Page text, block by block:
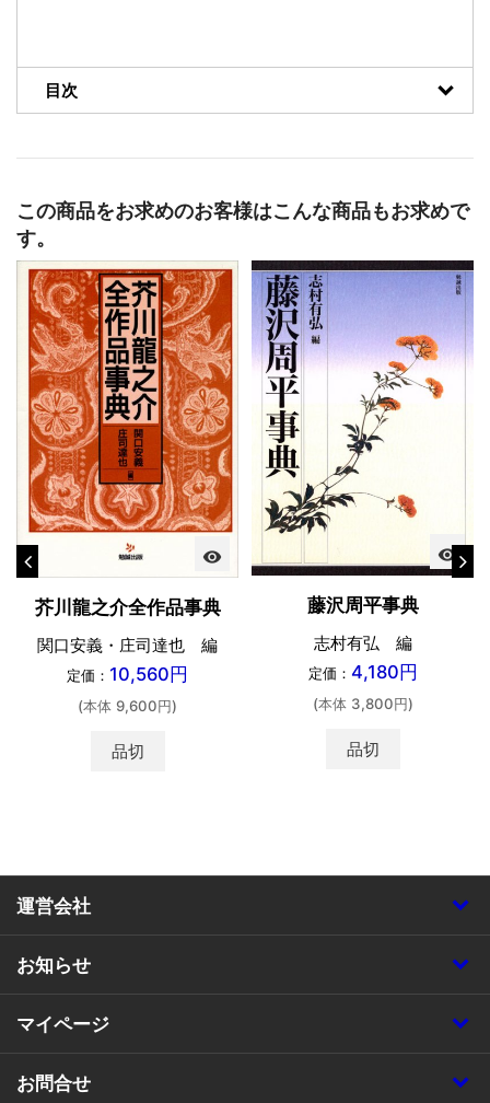
目次
この商品をお求めのお客様はこんな商品もお求めで
す。
visibility
芥川龍之介全作品事典
関口安義・庄司達也 編
定価： 10,560円
(本体 9,600円)
品切
visibility
藤沢周平事典
志村有弘 編
定価： 4,180円
(本体 3,800円)
品切
運営会社
お知らせ
マイページ
お問合せ